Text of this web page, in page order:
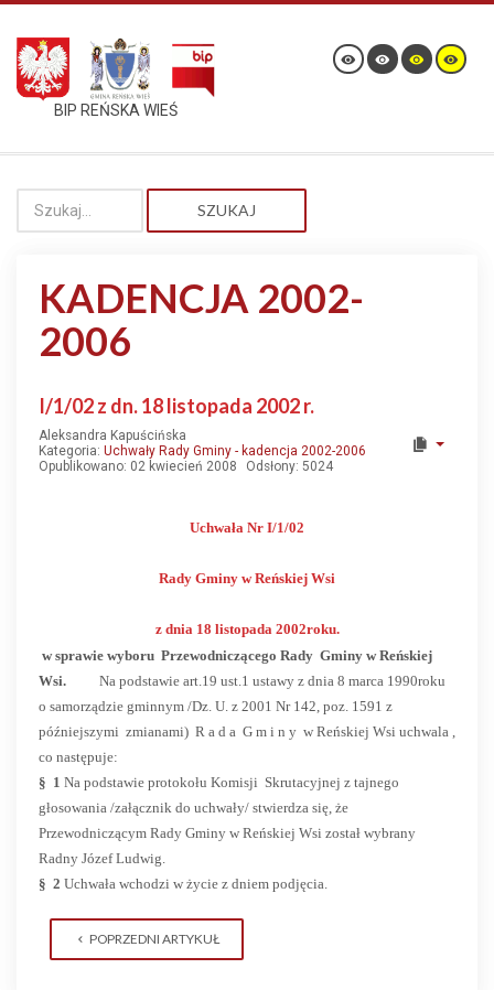
BIP REŃSKA WIEŚ
SZUKAJ
KADENCJA 2002-
2006
I/1/02 z dn. 18 listopada 2002 r.
Aleksandra Kapuścińska
Kategoria: Uchwały Rady Gminy - kadencja 2002-2006
Opublikowano: 02 kwiecień 2008
Odsłony: 5024
Uchwała Nr I/1/02
Rady Gminy w Reńskiej Wsi
z dnia 18 listopada 2002roku.
w sprawie wyboru Przewodniczącego Rady Gminy w Reńskiej
Wsi.
Na podstawie art.19 ust.1 ustawy z dnia 8 marca 1990roku
o samorządzie gminnym /Dz. U. z 2001 Nr 142, poz. 1591 z
późniejszymi zmianami) R a d a G m i n y w Reńskiej Wsi uchwala ,
co następuje:
§ 1 Na podstawie protokołu Komisji Skrutacyjnej z tajnego
głosowania /załącznik do uchwały/ stwierdza się, że
Przewodniczącym Rady Gminy w Reńskiej Wsi został wybrany
Radny Józef Ludwig.
§ 2 Uchwała wchodzi w życie z dniem podjęcia.
POPRZEDNI ARTYKUŁ